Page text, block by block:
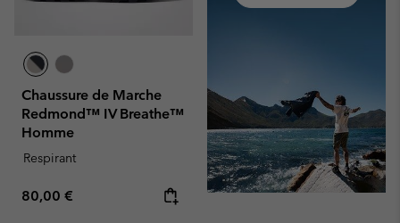
Chaussure de Marche
Redmond™ IV Breathe™
Homme
Respirant
Regular price:
80,00 €